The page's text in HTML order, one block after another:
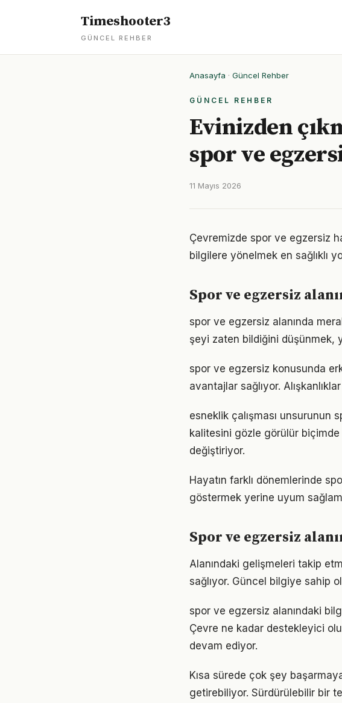
Timeshooter3
GÜNCEL REHBER
Anasayfa · Güncel Rehber
GÜNCEL REHBER
Evinizden
spor ve
11 Mayıs 2026
Çevremizde spor ve egzersiz
bilgilere yönelmek en sağlıklı
Spor ve egzersiz
spor ve egzersiz alanında
şeyi zaten bildiğini düşünmek,
spor ve egzersiz konusunda
avantajlar sağlıyor.
esneklik çalışması unsurunun
kalitesini gözle görülür
değiştiriyor.
Hayatın farklı dönemlerinde
göstermek yerine uyum
Spor ve egzersiz
Alanındaki gelişmeleri takip
sağlıyor. Güncel bilgiye sahip
spor ve egzersiz alanındaki
Çevre ne kadar destekleyici
devam ediyor.
Kısa sürede çok şey
getirebiliyor. Sürdürülebilir bir